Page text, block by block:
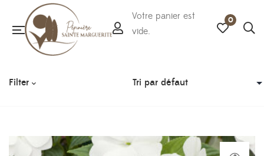
Votre panier est
vide.
0
Filter